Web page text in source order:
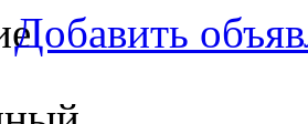
Добавить